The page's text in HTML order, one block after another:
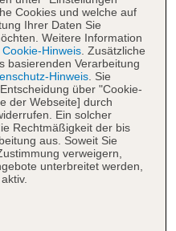
gesamten Hotel
/ VISA, MasterCard, EC
Cookies und welche auf
Ihrer Daten Sie
Weitere Information
Cookie-Hinweis. Zusätzliche
basierenden Verarbeitung
Hinweis. Sie
über "Cookie-
der Webseite] durch
Ein solcher
Rechtmäßigkeit der bis
aus. Soweit Sie
verweigern,
unterbreitet werden,